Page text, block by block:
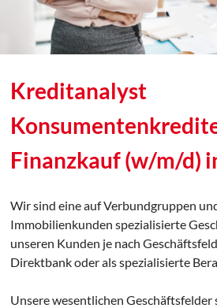
Kreditanalyst
Finanzkauf (w/m/d)
Wir sind eine auf Verbundgruppen
Immobilienkunden spezialisierte
unseren Kunden je nach
Direktbank oder als spezialisierte
Unsere wesentlichen Geschäftsfelder